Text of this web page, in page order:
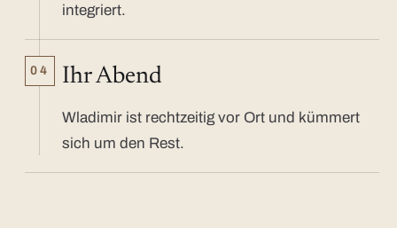
integriert.
04 Ihr Abend
Wladimir ist rechtzeitig vor Ort und kümmert
sich um den Rest.